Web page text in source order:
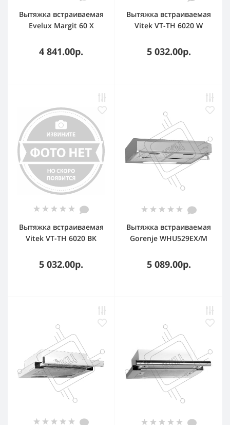
Вытяжка встраиваемая
Evelux Margit 60 X
750 куб. м/ч, 52 дБ
4 841.00р.
Вытяжка встраиваемая
Vitek VT-TH 6020 W
кулисные
переключатели (1
5 032.00р.
Вытяжка встраиваемая
Vitek VT-TH 6020 BK
кулисные
переключатели (1
5 032.00р.
Вытяжка встраиваемая
Gorenje WHU529EX/M
управление:
кнопочное (1 мотор)
5 089.00р.